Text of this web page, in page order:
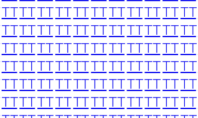
TTTTTTTTTTTTTTTTTTTTTT
TTTTTTTTTTTTTTTTTTTTTT
TTTTTTTTTTTTTTTTTTTTTT
TTTTTTTTTTTTTTTTTTTTTT
TTTTTTTTTTTTTTTTTTTTTT
TTTTTTTTTTTTTTTTTTTTTT